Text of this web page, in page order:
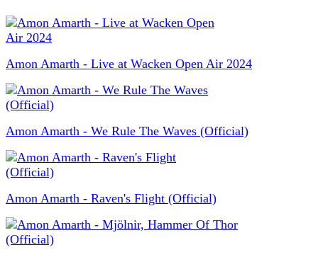
Amon Amarth - Live at Wacken Open Air 2024
Amon Amarth - We Rule The Waves (Official)
Amon Amarth - Raven's Flight (Official)